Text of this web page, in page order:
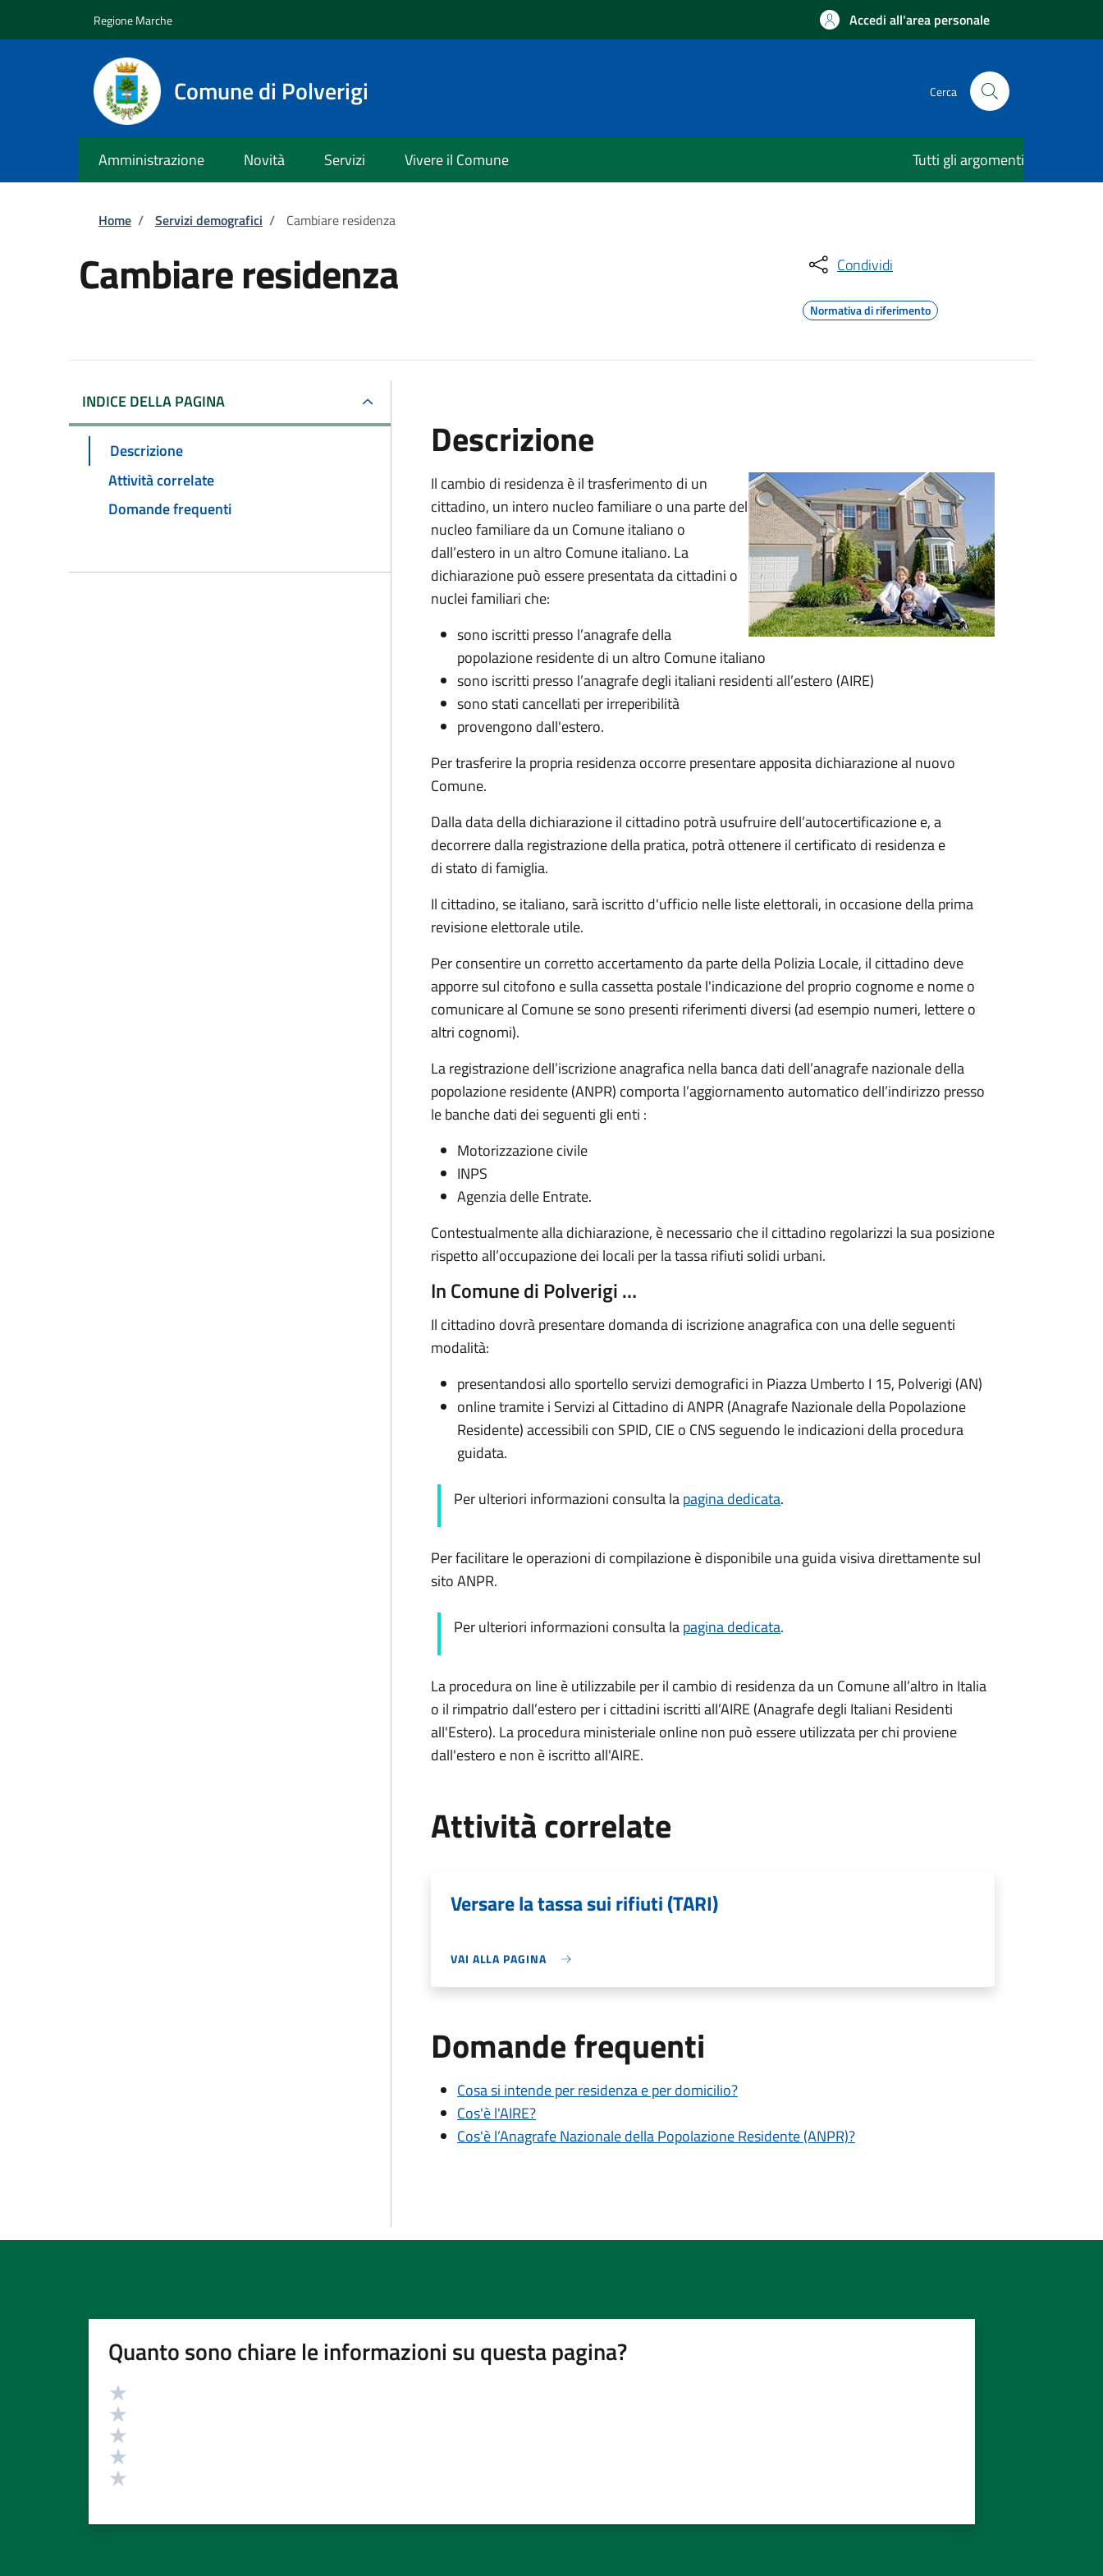
Regione Marche Accedi all'area personale
Comune di Polverigi Cerca
Amministrazione Novità Servizi Vivere il Comune Tutti gli argomenti
Briciole di pane
Home / Servizi demografici / Cambiare residenza
Cambiare residenza Condividi
Normativa di riferimento
INDICE DELLA PAGINA
Descrizione
Attività correlate
Domande frequenti
Descrizione
Il cambio di residenza è il trasferimento di un
cittadino, un intero nucleo familiare o una parte del
nucleo familiare da un Comune italiano o
dall’estero in un altro Comune italiano. La
dichiarazione può essere presentata da cittadini o
nuclei familiari che:
sono iscritti presso l’anagrafe della
popolazione residente di un altro Comune italiano
sono iscritti presso l’anagrafe degli italiani residenti all’estero (AIRE)
sono stati cancellati per irreperibilità
provengono dall'estero.
Per trasferire la propria residenza occorre presentare appositadichiarazione al nuovo
Comune.
Dalla data della dichiarazione il cittadino potrà usufruire dell’autocertificazione e, a
decorrere dalla registrazione della pratica, potrà ottenere il certificato di residenza e
di stato di famiglia.
Il cittadino, se italiano,sarà iscritto d'ufficio nelle liste elettorali, in occasione della prima
revisione elettorale utile.
Per consentire un corretto accertamento da parte della Polizia Locale, il cittadino deve
apporre sul citofono e sulla cassetta postale l'indicazione del proprio cognome e nome o
comunicare al Comune se sono presenti riferimenti diversi (ad esempio numeri, lettere o
altri cognomi).
La registrazione dell’iscrizione anagrafica nella banca dati dell’anagrafe nazionale della
popolazione residente (ANPR) comporta l’aggiornamento automatico dell’indirizzo presso
le banche dati dei seguenti gli enti :
Motorizzazione civile
INPS
Agenzia delle Entrate.
Contestualmente alla dichiarazione, è necessario che il cittadino regolarizzi la sua posizione
rispetto all’occupazione dei locali per la tassa rifiuti solidi urbani.
In Comune di Polverigi …
Il cittadino dovrà presentare domanda di iscrizione anagrafica con una delle seguenti
modalità:
presentandosi allo sportello servizi demografici in Piazza Umberto I 15, Polverigi (AN)
online tramite i Servizi al Cittadino di ANPR (Anagrafe Nazionale della Popolazione
Residente) accessibili con SPID, CIE o CNS seguendo le indicazioni della procedura
guidata.
Per ulteriori informazioni consulta lapagina dedicata.
Per facilitare le operazioni di compilazione è disponibile una guida visiva direttamente sul
sito ANPR.
Per ulteriori informazioni consulta lapagina dedicata.
La procedura on line è utilizzabile per il cambio di residenza da un Comune all’altro in Italia
o il rimpatrio dall’estero per i cittadini iscritti all’AIRE (Anagrafe degli Italiani Residenti
all'Estero). La procedura ministeriale online non può essere utilizzata per chi proviene
dall'estero e non è iscritto all'AIRE.
Attività correlate
Versare la tassa sui rifiuti (TARI)
VAI ALLA PAGINA
Domande frequenti
Cosa si intende per residenza e per domicilio?
Cos'è l'AIRE?
Cos'è l’Anagrafe Nazionale della Popolazione Residente (ANPR)?
Quanto sono chiare le informazioni su questa pagina?
Valutazione